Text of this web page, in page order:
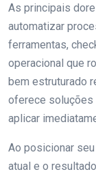
As principais
automatizar
ferramentas,
operacional que
bem estruturado
oferece soluções
aplicar
Ao posicionar
atual e o